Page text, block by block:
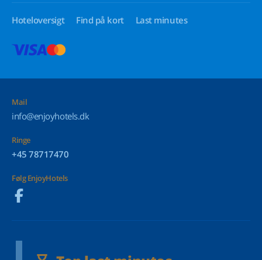
Hoteloversigt Find på kort Last minutes
Mail
info@enjoyhotels.dk
Ringe
+45 78717470
Følg EnjoyHotels